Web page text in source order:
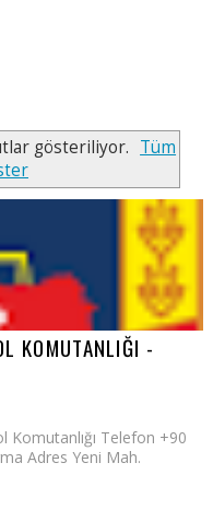
gösteriliyor. Tüm
KOMUTANLIĞI -
Komutanlığı Telefon +90
Adres Yeni Mah.